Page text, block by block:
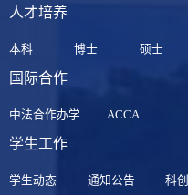
人才培养
本科 博士 硕士
国际合作
中法合作办学 ACCA
学生工作
学生动态 通知公告 科